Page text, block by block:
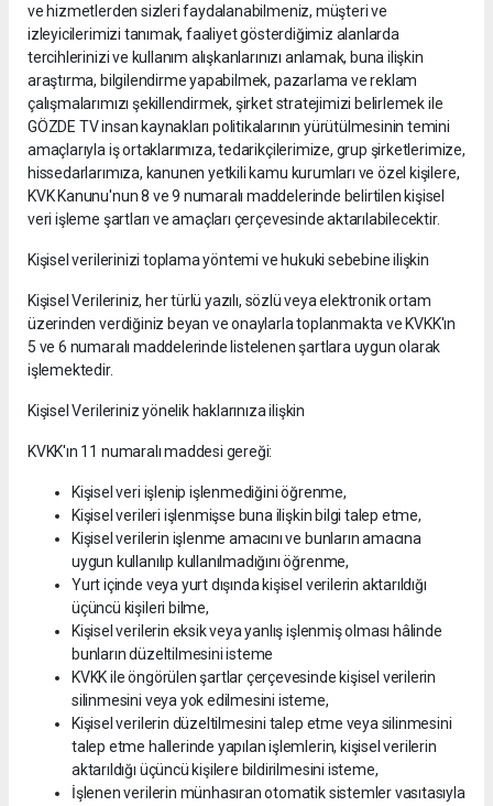
ve hizmetlerden sizleri faydalanabilmeniz, müşteri ve
izleyicilerimizi tanımak, faaliyet gösterdiğimiz alanlarda
tercihlerinizi ve kullanım alışkanlarınızı anlamak, buna ilişkin
araştırma, bilgilendirme yapabilmek, pazarlama ve reklam
çalışmalarımızı şekillendirmek, şirket stratejimizi belirlemek ile
GÖZDE TV insan kaynakları politikalarının yürütülmesinin temini
amaçlarıyla iş ortaklarımıza, tedarikçilerimize, grup şirketlerimize,
hissedarlarımıza, kanunen yetkili kamu kurumları ve özel kişilere,
KVK Kanunu'nun 8 ve 9 numaralı maddelerinde belirtilen kişisel
veri işleme şartları ve amaçları çerçevesinde aktarılabilecektir.
Kişisel verilerinizi toplama yöntemi ve hukuki sebebine ilişkin
Kişisel Verileriniz, her türlü yazılı, sözlü veya elektronik ortam
üzerinden verdiğiniz beyan ve onaylarla toplanmakta ve KVKK'ın
5 ve 6 numaralı maddelerinde listelenen şartlara uygun olarak
işlemektedir.
Kişisel Verileriniz yönelik haklarınıza ilişkin
KVKK'ın 11 numaralı maddesi gereği:
Kişisel veri işlenip işlenmediğini öğrenme,
Kişisel verileri işlenmişse buna ilişkin bilgi talep etme,
Kişisel verilerin işlenme amacını ve bunların amacına
uygun kullanılıp kullanılmadığını öğrenme,
Yurt içinde veya yurt dışında kişisel verilerin aktarıldığı
üçüncü kişileri bilme,
Kişisel verilerin eksik veya yanlış işlenmiş olması hâlinde
bunların düzeltilmesini isteme
KVKK ile öngörülen şartlar çerçevesinde kişisel verilerin
silinmesini veya yok edilmesini isteme,
Kişisel verilerin düzeltilmesini talep etme veya silinmesini
talep etme hallerinde yapılan işlemlerin, kişisel verilerin
aktarıldığı üçüncü kişilere bildirilmesini isteme,
İşlenen verilerin münhasıran otomatik sistemler vasıtasıyla